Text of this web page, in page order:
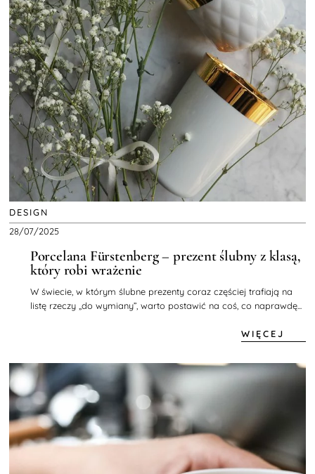
DESIGN
28/07/2025
Porcelana Fürstenberg – prezent ślubny z klasą,
który robi wrażenie
W świecie, w którym ślubne prezenty coraz częściej trafiają na
listę rzeczy „do wymiany”, warto postawić na coś, co naprawdę...
WIĘCEJ